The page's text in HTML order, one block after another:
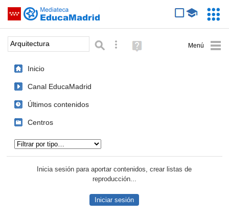
Saltar navegación
Palabra o frase: Búsqueda avanzada
Ayuda
(en
Inicio
Canal EducaMadrid
Últimos contenidos
Centros
Inicia sesión para aportar contenidos, crear listas de
reproducción...
Iniciar sesión